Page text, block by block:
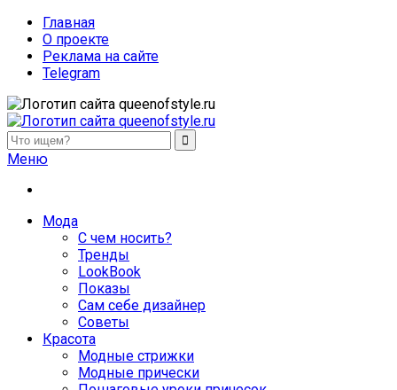
Главная
О проекте
Реклама на сайте
Telegram
queenofstyle.ru
Женский сайт о моде и красоте. Истории преображения и
похудения, отзывы о процедурах и косметике
Меню
Мода
С чем носить?
Тренды
LookBook
Показы
Сам себе дизайнер
Советы
Красота
Модные стрижки
Модные прически